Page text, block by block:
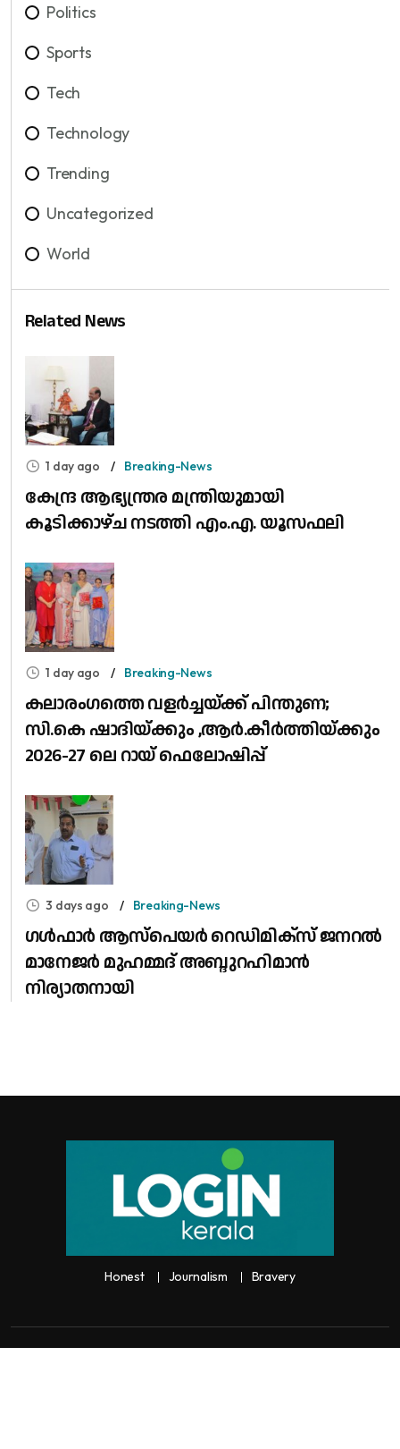
Politics
Sports
Tech
Technology
Trending
Uncategorized
World
Related News
1 day ago Breaking-News
കേന്ദ്ര ആഭ്യന്ത്രര മന്ത്രിയുമായി
കൂടിക്കാഴ്ച നടത്തി എം.എ. യൂസഫലി
1 day ago Breaking-News
കലാരംഗത്തെ വളർച്ചയ്ക്ക് പിന്തുണ;
സി.കെ ഷാദിയ്ക്കും ,ആർ.കീർത്തിയ്ക്കും
2026-27 ലെ റായ് ഫെലോഷിപ്പ്
3 days ago Breaking-News
​ഗൾഫാർ ആസ്പെയർ റെഡിമിക്സ് ജനറൽ
മാനേജർ മുഹമ്മദ് അബ്ദുറഹിമാൻ
നിര്യാതനായി
Honest Journalism Bravery